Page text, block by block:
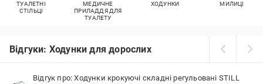
ТУАЛЕТНІ
СТІЛЬЦІ
МЕДИЧНЕ
ПРИЛАДДЯ ДЛЯ
ТУАЛЕТУ
ХОДУНКИ МИЛИЦІ
Відгуки: Ходунки для дорослих
Відгук про: Ходунки крокуючі складні регульовані STILL